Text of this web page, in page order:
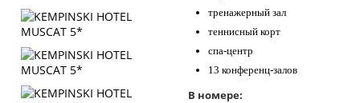
тренажерный зал
теннисный корт
спа-центр
13 конференц-залов
В номере: